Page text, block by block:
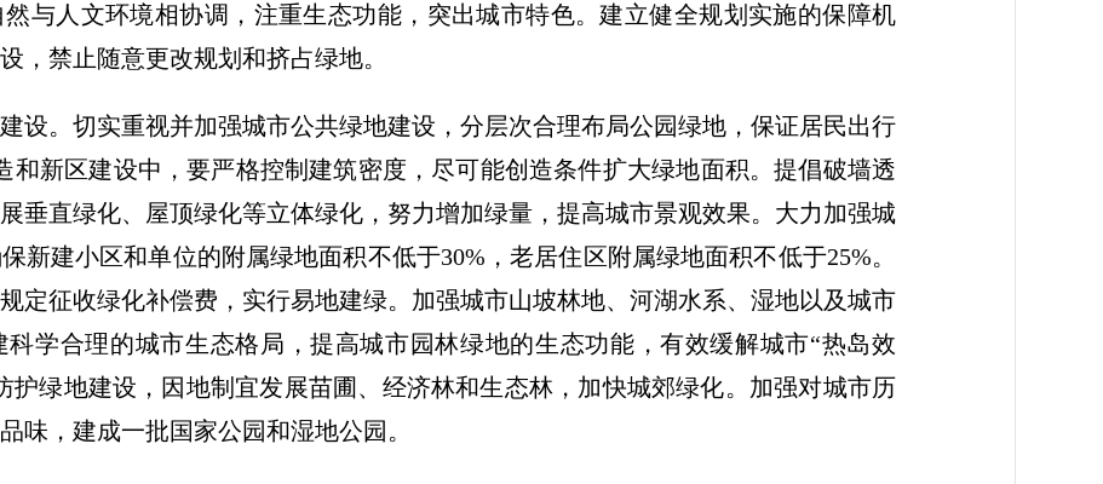
与人文环境相协调，注重生态功能，突出城市特色。建立健全规划实施的保障机
，禁止随意更改规划和挤占绿地。
设。切实重视并加强城市公共绿地建设，分层次合理布局公园绿地，保证居民出行
和新区建设中，要严格控制建筑密度，尽可能创造条件扩大绿地面积。提倡破墙透
垂直绿化、屋顶绿化等立体绿化，努力增加绿量，提高城市景观效果。大力加强城
新建小区和单位的附属绿地面积不低于30%，老居住区附属绿地面积不低于25%。
定征收绿化补偿费，实行易地建绿。加强城市山坡林地、河湖水系、湿地以及城市
学合理的城市生态格局，提高城市园林绿地的生态功能，有效缓解城市“热岛效
护绿地建设，因地制宜发展苗圃、经济林和生态林，加快城郊绿化。加强对城市历
味，建成一批国家公园和湿地公园。